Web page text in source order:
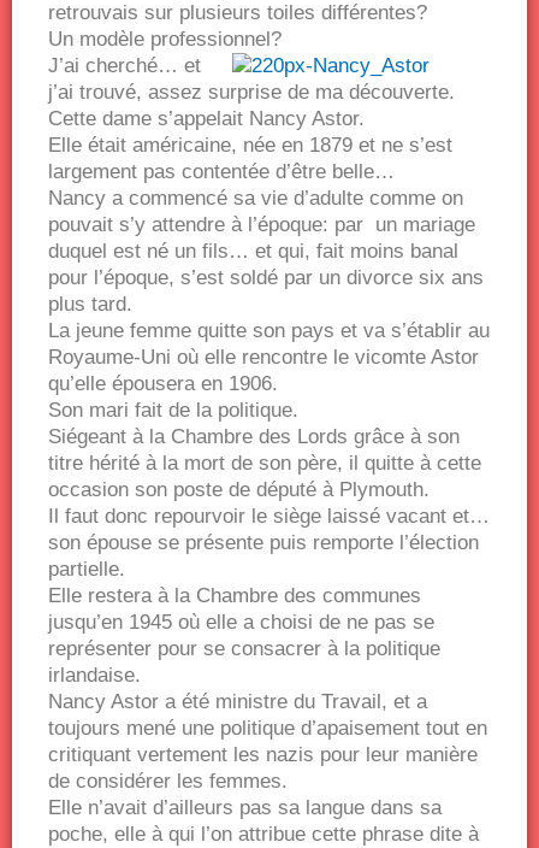
retrouvais sur plusieurs toiles différentes?
Un modèle professionnel?
J’ai cherché… et
j’ai trouvé, assez surprise de ma découverte.
Cette dame s’appelait Nancy Astor.
Elle était américaine, née en 1879 et ne s’est
largement pas contentée d’être belle…
Nancy a commencé sa vie d’adulte comme on
pouvait s’y attendre à l’époque: par un mariage
duquel est né un fils… et qui, fait moins banal
pour l’époque, s’est soldé par un divorce six ans
plus tard.
La jeune femme quitte son pays et va s’établir au
Royaume-Uni où elle rencontre le vicomte Astor
qu’elle épousera en 1906.
Son mari fait de la politique.
Siégeant à la Chambre des Lords grâce à son
titre hérité à la mort de son père, il quitte à cette
occasion son poste de député à Plymouth.
Il faut donc repourvoir le siège laissé vacant et…
son épouse se présente puis remporte l’élection
partielle.
Elle restera à la Chambre des communes
jusqu’en 1945 où elle a choisi de ne pas se
représenter pour se consacrer à la politique
irlandaise.
Nancy Astor a été ministre du Travail, et a
toujours mené une politique d’apaisement tout en
critiquant vertement les nazis pour leur manière
de considérer les femmes.
Elle n’avait d’ailleurs pas sa langue dans sa
poche, elle à qui l’on attribue cette phrase dite à